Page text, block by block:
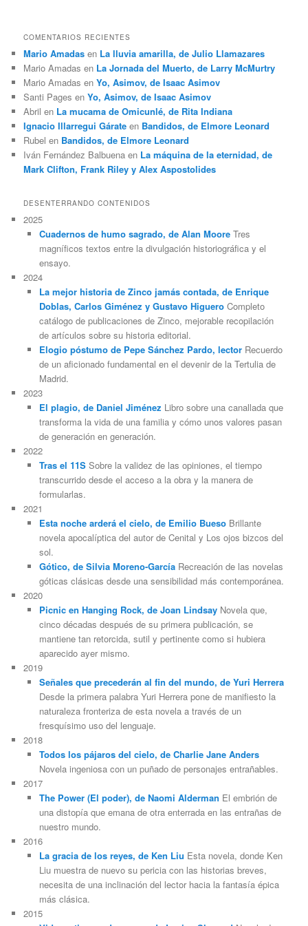
COMENTARIOS RECIENTES
Mario Amadas en La lluvia amarilla, de Julio Llamazares
Mario Amadas en La Jornada del Muerto, de Larry McMurtry
Mario Amadas enYo, Asimov, de Isaac Asimov
Santi Pages enYo, Asimov, de Isaac Asimov
Abril en La mucama de Omicunlé, de Rita Indiana
Ignacio Illarregui Gárate en Bandidos, de Elmore Leonard
Rubel en Bandidos, de Elmore Leonard
Iván Fernández Balbuena en La máquina de la eternidad, de
Mark Clifton, Frank Riley y Alex Aspostolides
DESENTERRANDO CONTENIDOS
2025
Cuadernos de humo sagrado, de Alan MooreTres
magníficos textos entre la divulgación historiográfica y el
ensayo.
2024
La mejor historia de Zinco jamás contada, de Enrique
Doblas, Carlos Giménez y Gustavo HigueroCompleto
catálogo de publicaciones de Zinco, mejorable recopilación
de artículos sobre su historia editorial.
Elogio póstumo de Pepe Sánchez Pardo, lectorRecuerdo
de un aficionado fundamental en el devenir de la Tertulia de
Madrid.
2023
El plagio, de Daniel Jiménez Libro sobre una canallada que
transforma la vida de una familia y cómo unos valores pasan
de generación en generación.
2022
Tras el 11SSobre la validez de las opiniones, el tiempo
transcurrido desde el acceso a la obra y la manera de
formularlas.
2021
Esta noche arderá el cielo, de Emilio BuesoBrillante
novela apocalíptica del autor de Cenital y Los ojos bizcos del
sol.
Gótico, de Silvia Moreno-GarcíaRecreación de las novelas
góticas clásicas desde una sensibilidad más contemporánea.
2020
Picnic en Hanging Rock, de Joan LindsayNovela que,
cinco décadas después de su primera publicación, se
mantiene tan retorcida, sutil y pertinente como si hubiera
aparecido ayer mismo.
2019
Señales que precederán al fin del mundo, de Yuri Herrera
Desde la primera palabra Yuri Herrera pone de manifiesto la
naturaleza fronteriza de esta novela a través de un
fresquísimo uso del lenguaje.
2018
Todos los pájaros del cielo, de Charlie Jane Anders
Novela ingeniosa con un puñado de personajes entrañables.
2017
The Power (El poder), de Naomi Alderman El embrión de
una distopía que emana de otra enterrada en las entrañas de
nuestro mundo.
2016
La gracia de los reyes, de Ken Liu Esta novela, donde Ken
Liu muestra de nuevo su pericia con las historias breves,
necesita de una inclinación del lector hacia la fantasía épica
más clásica.
2015